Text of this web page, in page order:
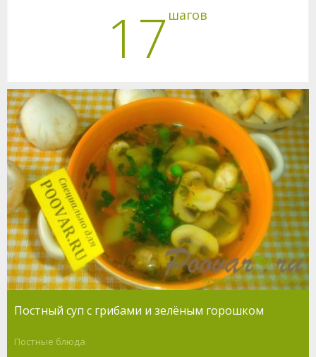
17 шагов
Постный суп с грибами и зелёным горошком
Постные блюда